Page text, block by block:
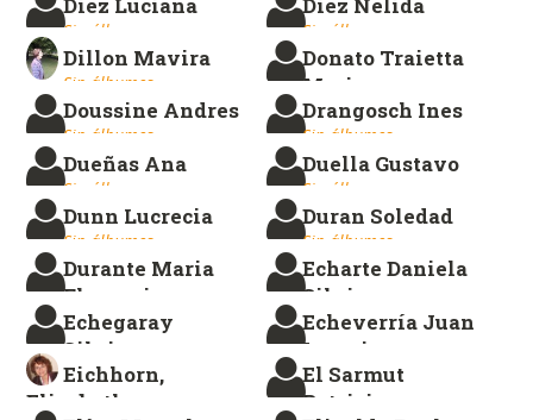
Sin álbumes. Sin álbumes.
Dillon Mavira
Sin álbumes.
Donato Traietta
Mario
Sin álbumes.
Doussine Andres
Sin álbumes.
Drangosch Ines
Sin álbumes.
Dueñas Ana
Sin álbumes.
Duella Gustavo
Sin álbumes.
Dunn Lucrecia
Sin álbumes.
Duran Soledad
Sin álbumes.
Durante Maria
Florencia
Sin álbumes.
Echarte Daniela
Silvia
Sin álbumes.
Echegaray
Silvina
Sin álbumes.
Echeverría Juan
Ignacio
Sin álbumes.
Eichhorn,
Elizabeth
El Sarmut
Patricia